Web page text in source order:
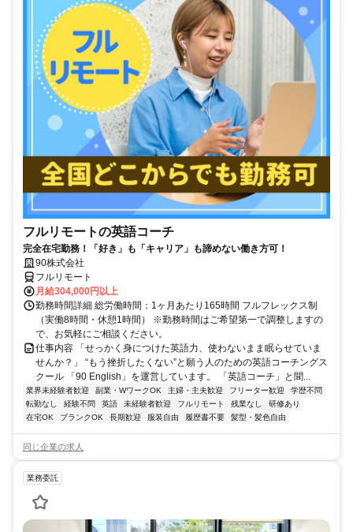
フルリモートの英語コーチ
完全在宅勤務！「好き」も「キャリア」も諦めない働き方可！
90株式会社
フルリモート
月給304,000円以上
勤務時間詳細 総労働時間：1ヶ月あたり165時間 フルフレックス制
（実働8時間・休憩1時間） ※勤務時間はご希望第一で調整しますの
で、お気軽にご相談ください。
仕事内容 「せっかく身につけた英語力、使わないまま眠らせていま
せんか？」 “もう挫折したくない”と願う人のための英語コーチングス
クール 「90 English」を運営しています。 「英語コーチ」と聞...
業界未経験者歓迎 副業・WワークOK 主婦・主夫歓迎 フリーター歓迎
学歴不問
転勤なし
経験不問 英語 未経験者歓迎 フルリモート 残業なし
研修あり
在宅OK
ブランクOK 長期歓迎 服装自由 履歴書不要 髪型・髪色自由
同じ企業の求人
業務委託